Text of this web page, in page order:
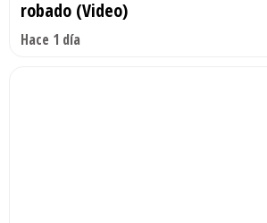
robado (Video)
Hace 1 día